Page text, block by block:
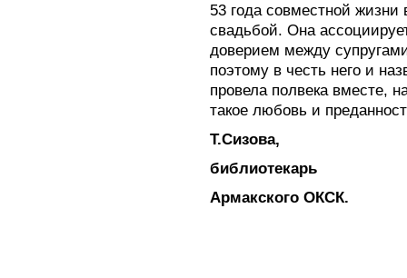
53 года совместной
свадьбой. Она
доверием между
поэтому в честь него и
провела полвека вместе,
такое любовь и
Т.Сизова,
библиотекарь
Армакского ОКСК.